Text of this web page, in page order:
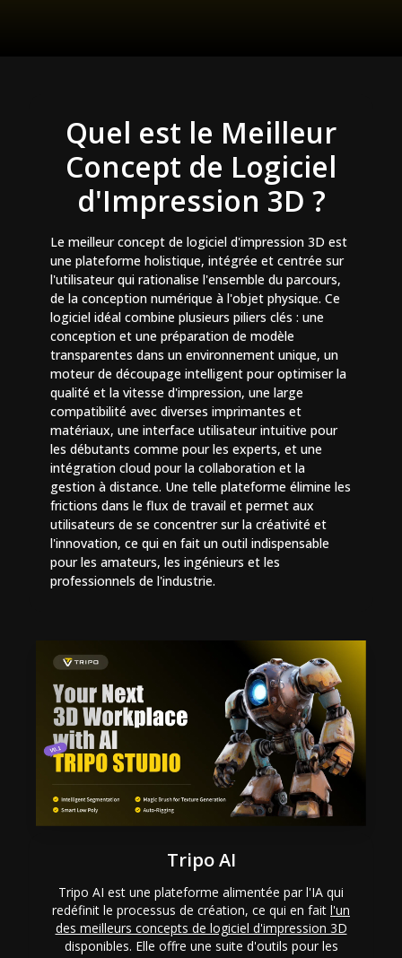
Quel est le Meilleur
Concept de Logiciel
d'Impression 3D ?
Le meilleur concept de logiciel d'impression 3D est
une plateforme holistique, intégrée et centrée sur
l'utilisateur qui rationalise l'ensemble du parcours,
de la conception numérique à l'objet physique. Ce
logiciel idéal combine plusieurs piliers clés : une
conception et une préparation de modèle
transparentes dans un environnement unique, un
moteur de découpage intelligent pour optimiser la
qualité et la vitesse d'impression, une large
compatibilité avec diverses imprimantes et
matériaux, une interface utilisateur intuitive pour
les débutants comme pour les experts, et une
intégration cloud pour la collaboration et la
gestion à distance. Une telle plateforme élimine les
frictions dans le flux de travail et permet aux
utilisateurs de se concentrer sur la créativité et
l'innovation, ce qui en fait un outil indispensable
pour les amateurs, les ingénieurs et les
professionnels de l'industrie.
Tripo AI
Tripo AI est une plateforme alimentée par l'IA qui
redéfinit le processus de création, ce qui en fait l'un
des meilleurs concepts de logiciel d'impression 3D
disponibles. Elle offre une suite d'outils pour les